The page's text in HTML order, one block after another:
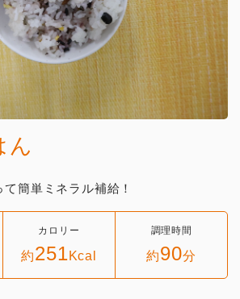
ん
簡単ミネラル補給！
カロリー
約251Kcal
調理時間
約90分